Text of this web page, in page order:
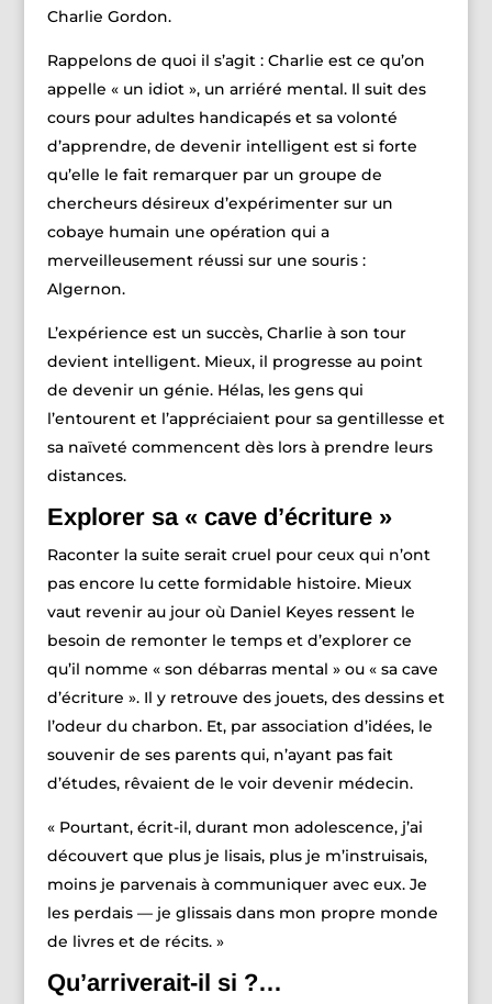
Charlie Gordon.
Rappelons de quoi il s’agit : Charlie est ce qu’on
appelle « un idiot », un arriéré mental. Il suit des
cours pour adultes handicapés et sa volonté
d’apprendre, de devenir intelligent est si forte
qu’elle le fait remarquer par un groupe de
chercheurs désireux d’expérimenter sur un
cobaye humain une opération qui a
merveilleusement réussi sur une souris :
Algernon.
L’expérience est un succès, Charlie à son tour
devient intelligent. Mieux, il progresse au point
de devenir un génie. Hélas, les gens qui
l’entourent et l’appréciaient pour sa gentillesse et
sa naïveté commencent dès lors à prendre leurs
distances.
Explorer sa « cave d’écriture »
Raconter la suite serait cruel pour ceux qui n’ont
pas encore lu cette formidable histoire. Mieux
vaut revenir au jour où Daniel Keyes ressent le
besoin de remonter le temps et d’explorer ce
qu’il nomme « son débarras mental » ou « sa cave
d’écriture ». Il y retrouve des jouets, des dessins et
l’odeur du charbon. Et, par association d’idées, le
souvenir de ses parents qui, n’ayant pas fait
d’études, rêvaient de le voir devenir médecin.
« Pourtant, écrit-il, durant mon adolescence, j’ai
découvert que plus je lisais, plus je m’instruisais,
moins je parvenais à communiquer avec eux. Je
les perdais — je glissais dans mon propre monde
de livres et de récits. »
Qu’arriverait-il si ?…